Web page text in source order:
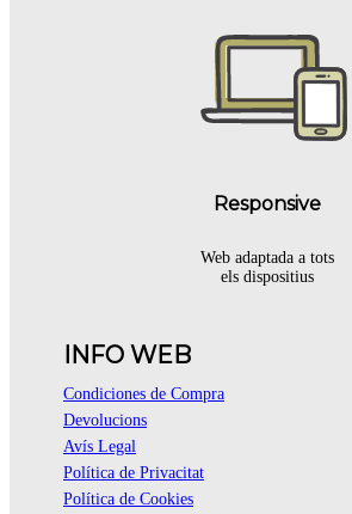
Responsive
Web adaptada a tots
els dispositius
INFO WEB
Condiciones de Compra
Devolucions
Avís Legal
Política de Privacitat
Política de Cookies